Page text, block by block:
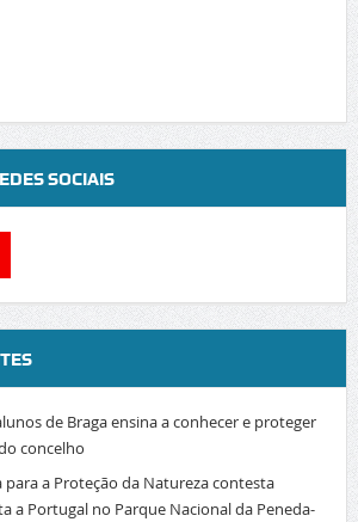
SOCIAIS
de Braga ensina a conhecer e proteger
concelho
para a Proteção da Natureza contesta
a Portugal no Parque Nacional da Peneda-